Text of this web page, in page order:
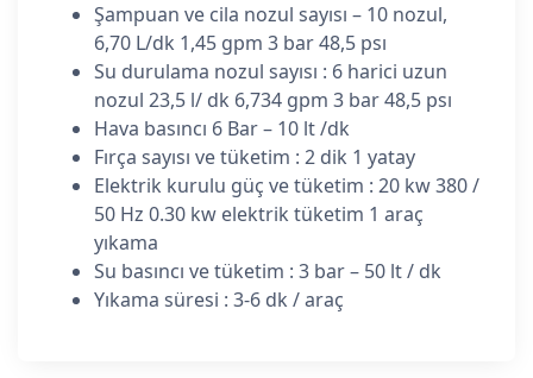
Şampuan ve cila nozul sayısı – 10 nozul,
6,70 L/dk 1,45 gpm 3 bar 48,5 psı
Su durulama nozul sayısı : 6 harici uzun
nozul 23,5 l/ dk 6,734 gpm 3 bar 48,5 psı
Hava basıncı 6 Bar – 10 lt /dk
Fırça sayısı ve tüketim : 2 dik 1 yatay
Elektrik kurulu güç ve tüketim : 20 kw 380 /
50 Hz 0.30 kw elektrik tüketim 1 araç
yıkama
Su basıncı ve tüketim : 3 bar – 50 lt / dk
Yıkama süresi : 3-6 dk / araç